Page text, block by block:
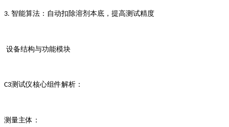
3. 智能算法：自动扣除溶剂本底，提高测试精度
设备结构与功能模块
C3测试仪核心组件解析：
测量主体：